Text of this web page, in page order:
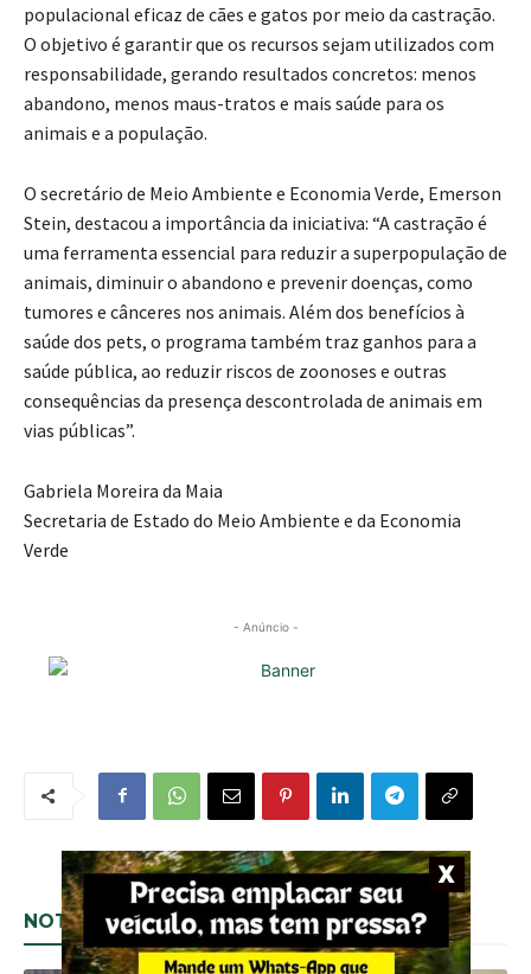
populacional eficaz de cães e gatos por meio da castração.
O objetivo é garantir que os recursos sejam utilizados com
responsabilidade, gerando resultados concretos: menos
abandono, menos maus-tratos e mais saúde para os
animais e a população.
O secretário de Meio Ambiente e Economia Verde, Emerson
Stein, destacou a importância da iniciativa: “A castração é
uma ferramenta essencial para reduzir a superpopulação de
animais, diminuir o abandono e prevenir doenças, como
tumores e cânceres nos animais. Além dos benefícios à
saúde dos pets, o programa também traz ganhos para a
saúde pública, ao reduzir riscos de zoonoses e outras
consequências da presença descontrolada de animais em
vias públicas”.
Gabriela Moreira da Maia
Secretaria de Estado do Meio Ambiente e da Economia
Verde
- Anúncio -
NOTÍCIAS RELACIONADAS